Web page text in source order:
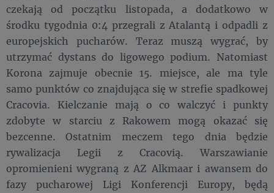
czekają od początku listopada, a dodatkowo w
środku tygodnia 0:4 przegrali z Atalantą i odpadli z
europejskich pucharów. Teraz muszą wygrać, by
utrzymać dystans do ligowego podium. Natomiast
Korona zajmuje obecnie 15. miejsce, ale ma tyle
samo punktów co znajdująca się w strefie spadkowej
Cracovia. Kielczanie mają o co walczyć i punkty
zdobyte w starciu z Rakowem mogą okazać się
bezcenne. Ostatnim meczem tego dnia będzie
rywalizacja Legii z Cracovią. Warszawianie
opromienieni wygraną z AZ Alkmaar i awansem do
fazy pucharowej Ligi Konferencji Europy, będą